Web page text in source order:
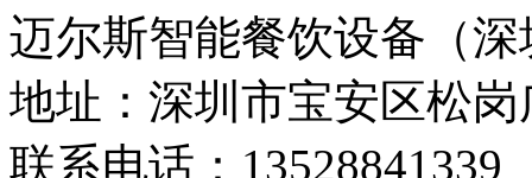
迈尔斯智能餐饮设备（
地址：深圳市宝安区松岗
联系电话：